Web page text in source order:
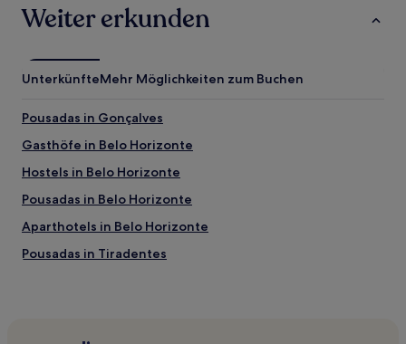
Weiter erkunden
UnterkünfteMehr Möglichkeiten zum Buchen
Pousadas in Gonçalves
Gasthöfe in Belo Horizonte
Hostels in Belo Horizonte
Pousadas in Belo Horizonte
Aparthotels in Belo Horizonte
Pousadas in Tiradentes